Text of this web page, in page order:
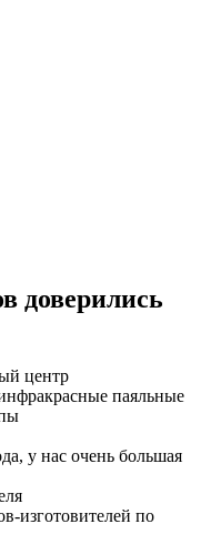
доверились
центр
паяльные
у нас очень большая
изготовителей по